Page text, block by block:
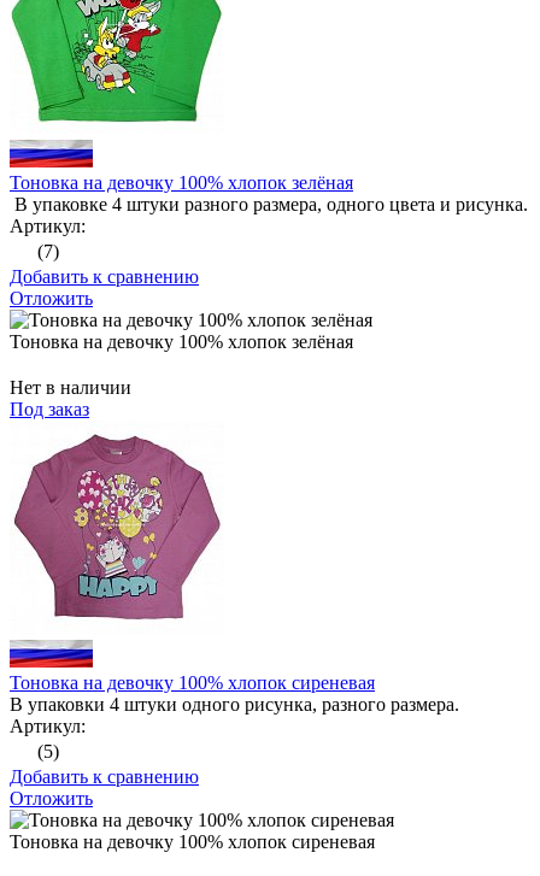
Тоновка на девочку 100% хлопок зелёная
В упаковке 4 штуки разного размера, одного цвета и рисунка.
Артикул:
(7)
Добавить к сравнению
Отложить
Тоновка на девочку 100% хлопок зелёная
Нет в наличии
Под заказ
Тоновка на девочку 100% хлопок сиреневая
В упаковки 4 штуки одного рисунка, разного размера.
Артикул:
(5)
Добавить к сравнению
Отложить
Тоновка на девочку 100% хлопок сиреневая